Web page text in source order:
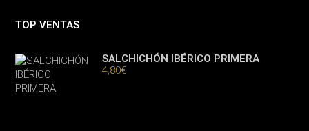
TOP VENTAS
SALCHICHÓN IBÉRICO PRIMERA
4,80€